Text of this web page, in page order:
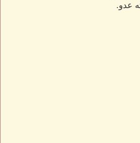
عدو.